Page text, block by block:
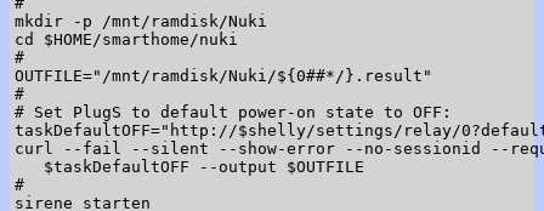
mkdir -p /mnt/ramdisk/Nuki
cd $HOME/smarthome/nuki
#
OUTFILE="/mnt/ramdisk/Nuki/${0##*/}.result"
#
# Set PlugS to default power-on state to OFF:
taskDefaultOFF="http://$shelly/settings/relay/
curl --fail --silent --show-error --no-sessionid --
   $taskDefaultOFF --output $OUTFILE
#
sirene_starten